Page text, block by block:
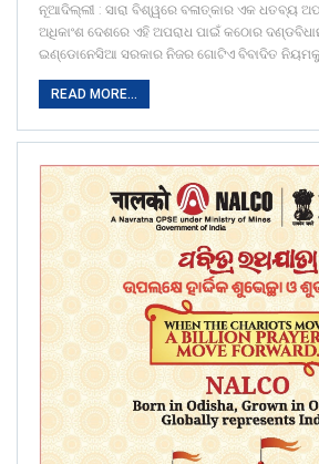
ନୂଆଦିଲ୍ଲୀ : ସାରା ବିଶ୍ୱରେ ବଳାତ୍କାର ଏକ ଧତବ୍ୟ
ଅଧିକାଂଶ ଦେଶରେ ଏହି ଅପରାଧ ପାଇଁ କଠୋର
ଇଣ୍ଡୋନେସିଆ ସରକାର ନିଜର ଗୋଟିଏ ବିବାଦିତ ନିୟମକୁ
READ MORE...